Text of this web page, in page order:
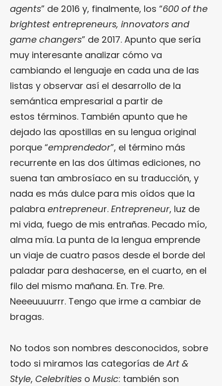
agents” de 2016 y, finalmente, los “600 of the
brightest entrepreneurs, innovators and
game changers” de 2017. Apunto que sería
muy interesante analizar cómo va
cambiando el lenguaje en cada una de las
listas y observar así el desarrollo de la
semántica empresarial a partir de
estos términos. También apunto que he
dejado las apostillas en su lengua original
porque “emprendedor”, el término más
recurrente en las dos últimas ediciones, no
suena tan ambrosíaco en su traducción, y
nada es más dulce para mis oídos que la
palabra entrepreneur. Entrepreneur, luz de
mi vida, fuego de mis entrañas. Pecado mío,
alma mía. La punta de la lengua emprende
un viaje de cuatro pasos desde el borde del
paladar para deshacerse, en el cuarto, en el
filo del mismo mañana. En. Tre. Pre.
Neeeuuuurrr. Tengo que irme a cambiar de
bragas.
No todos son nombres desconocidos, sobre
todo si miramos las categorías de Art &
Style, Celebrities o Music: también son